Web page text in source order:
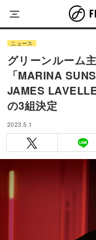
content
ニュース
グリーンルーム
「MARINA
JAMES
の3組決定
2023.5.1